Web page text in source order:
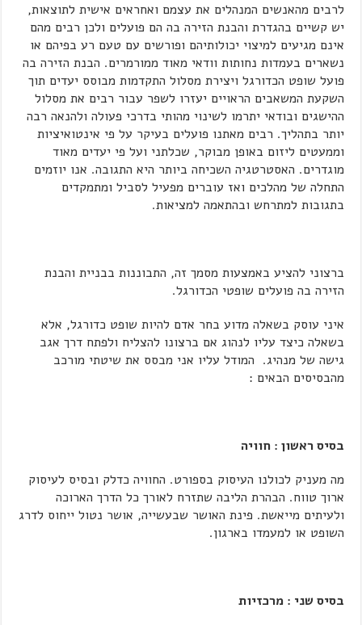
לרבים מהאנשים המנהלים את עצמם ואחראים אישית לתוצאות,
יש קשיים בהגדרת והבנת הזירה בה הם פועלים ולכן רבים מהם
אינם מגיעים למיצוי יכולותיהם ופורשים עם טעם רע בפיהם או
נשארים בעמדות נחותות וודאי מאוד ממורמרים. הבנת הזירה בה
פועל שופט הכדורגל ויצירת מסלול התקדמות מבוסס יעדים תוך
השקעת המשאבים הראויים יעזרו לשפר עבור רבים את מסלול
ההישגים ובודאי יתרמו לשינוי מהותי בדרכי פעולה ולהנאה רבה
יותר בתהליך. רבים מאתנו פועלים בעיקר על פי אינטואיציות
וממעטים ליזום באופן מבוקר, שכלתני ועל פי יעדים מאוד
מוגדרים. האסטרטגיה השכיחה ביותר היא התגובה. אנו יוזמים
התחלה של מהלכים ואז עוברים מפעיל לסביל ומתמקדים
בתגובות למתרחש ובהתאמה למציאות.
ברצוני להציע באמצעות מסמך זה, התבוננות בבניית והבנת
הזירה בה פועלים שופטי הכדורגל.
איני עוסק בשאלה מדוע בחר אדם להיות שופט כדורגל, אלא
בשאלה כיצד עליו לנהוג אם ברצונו להצליח ולפתח דרך אגב
גישה של מנהיג. המודל עליו אני מבסס את שיטתי מורכב
מהבסיסים הבאים :
בסיס ראשון : חוויה
מה מעניק לכולנו העיסוק בספורט. החוויה כדלק ובסיס לעיסוק
ארוך טווח. הבהרת הליבה שתזרח לאורך כל הדרך הארוכה
ולעיתים מייאשת. פינת האושר שבעשייה, אושר נטול ייחוס לדרג
השופט או למעמדו בארגון.
בסיס שני : מרכזיות